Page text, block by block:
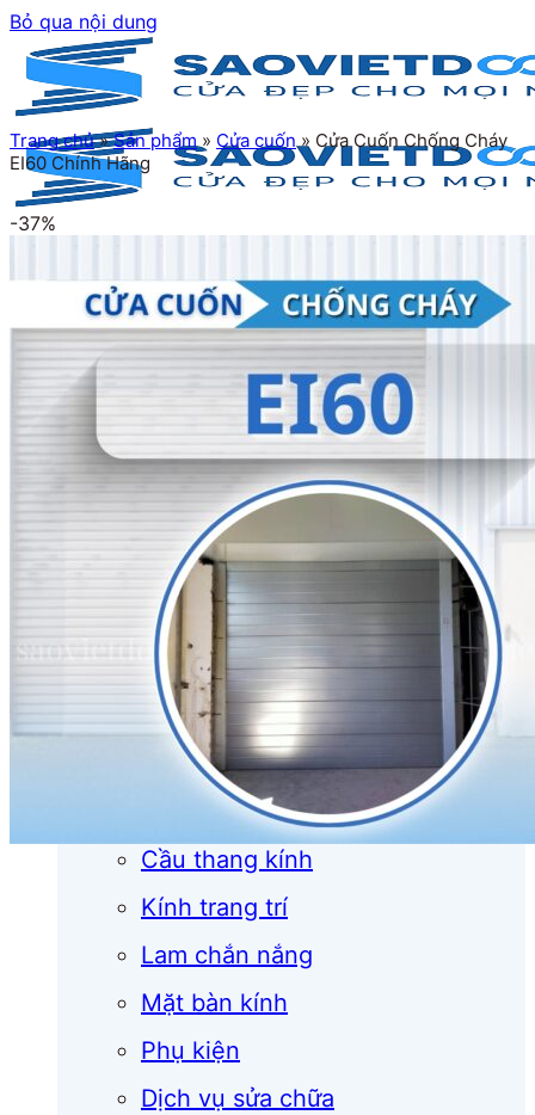
Bỏ qua nội dung
Trang chủ
Giới thiệu
Sản phẩm
Cửa cuốn
Cửa kính
Cửa nhôm
Vách kính
Mái kính
Lan can kính
Cầu thang kính
Kính trang trí
Lam chắn nắng
Mặt bàn kính
Phụ kiện
Dịch vụ sửa chữa
Trang chủ»Sản phẩm» Cửa cuốn» Cửa Cuốn Chống Cháy
EI60 Chính Hãng
-37%